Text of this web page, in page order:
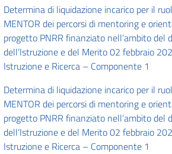
Determina di liquidazione incarico per il
MENTOR dei percorsi di mentoring e
progetto PNRR finanziato nell’ambito del
dell’Istruzione e del Merito 02 febbraio
Istruzione e Ricerca – Componente 1
Determina di liquidazione incarico per il
MENTOR dei percorsi di mentoring e
progetto PNRR finanziato nell’ambito del
dell’Istruzione e del Merito 02 febbraio
Istruzione e Ricerca – Componente 1